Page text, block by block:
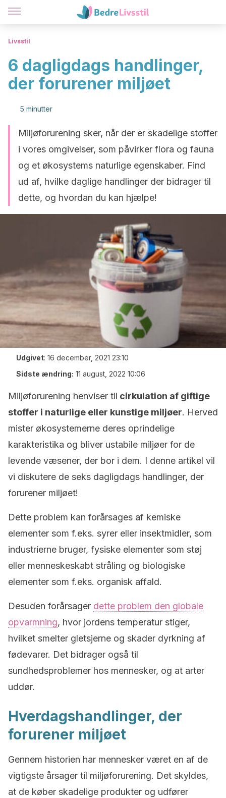
Livsstil
6 dagligdags handlinger,
der forurener miljøet
5 minutter
Miljøforurening sker, når der er skadelige stoffer
i vores omgivelser, som påvirker flora og fauna
og et økosystems naturlige egenskaber. Find
ud af, hvilke daglige handlinger der bidrager til
dette, og hvordan du kan hjælpe!
Udgivet: 16 december, 2021 23:10
Sidste ændring: 11 august, 2022 10:06
Miljøforurening henviser til cirkulation af giftige
stoffer i naturlige eller kunstige miljøer. Herved
mister økosystemerne deres oprindelige
karakteristika og bliver ustabile miljøer for de
levende væsener, der bor i dem. I denne artikel vil
vi diskutere de seks dagligdags handlinger, der
forurener miljøet!
Dette problem kan forårsages af kemiske
elementer som f.eks. syrer eller insektmidler, som
industrierne bruger, fysiske elementer som støj
eller menneskeskabt stråling og biologiske
elementer som f.eks. organisk affald.
Desuden forårsager dette problem den globale
opvarmning, hvor jordens temperatur stiger,
hvilket smelter gletsjerne og skader dyrkning af
fødevarer. Det bidrager også til
sundhedsproblemer hos mennesker, og at arter
uddør.
Hverdagshandlinger, der
forurener miljøet
Gennem historien har mennesker været en af de
vigtigste årsager til miljøforurening. Det skyldes,
at de køber skadelige produkter og udfører